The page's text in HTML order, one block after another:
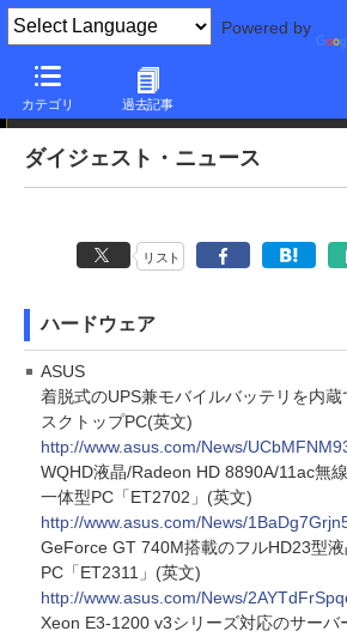
Powered by
カテゴリ 過去記事
ダイジェストニュース
ダイジェスト・ニュース
リスト
ハードウェア
ASUS
着脱式のUPS兼モバイルバッテリを内
スクトップPC(英文)
http://www.asus.com/News/
WQHD液晶/Radeon HD 8890A/11ac無
一体型PC「ET2702」(英文)
http://www.asus.com/News/
GeForce GT 740M搭載のフルHD23型
PC「ET2311」(英文)
http://www.asus.com/News/
Xeon E3-1200 v3シリーズ対応のサーバ